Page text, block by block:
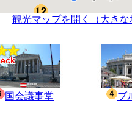
観光マップを開く（大きな
国会議事堂 ブ